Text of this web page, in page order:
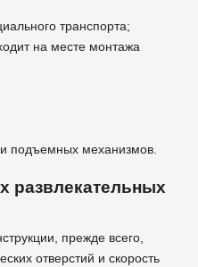
транспорта;
на месте монтажа
подъемных механизмов.
развлекательных
прежде всего,
отверстий и скорость